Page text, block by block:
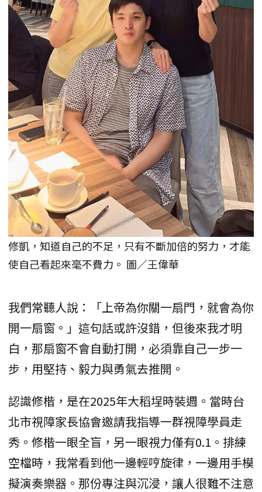
修凱，知道自己的不足，只有不斷加倍的努力，才能
使自己看起來毫不費力。 圖／王偉華
我們常聽人說：「上帝為你關一扇門，就會為你
開一扇窗。」這句話或許沒錯，但後來我才明
白，那扇窗不會自動打開，必須靠自己一步一
步，用堅持、毅力與勇氣去推開。
認識修楷，是在2025年大稻埕時裝週。當時台
北市視障家長協會邀請我指導一群視障學員走
秀。修楷一眼全盲，另一眼視力僅有0.1。排練
空檔時，我常看到他一邊輕哼旋律，一邊用手模
擬演奏樂器。那份專注與沉浸，讓人很難不注意